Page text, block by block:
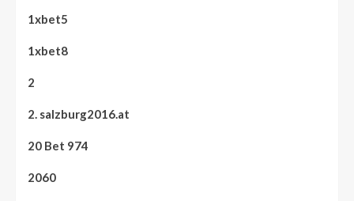
1xbet5
1xbet8
2
2. salzburg2016.at
20 Bet 974
2060